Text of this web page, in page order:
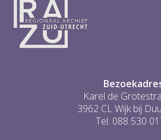
Karel de
3962 CL Wijk bij
Tel: 088 530